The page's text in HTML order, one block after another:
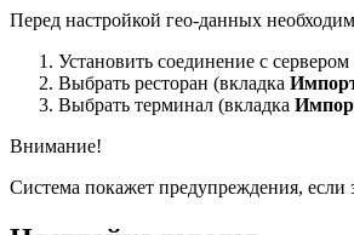
Перед настройкой гео-данных
Установить соединение с
Выбрать ресторан (вкладка
Выбрать терминал (вкладка
Внимание!
Система покажет предупреждения, если